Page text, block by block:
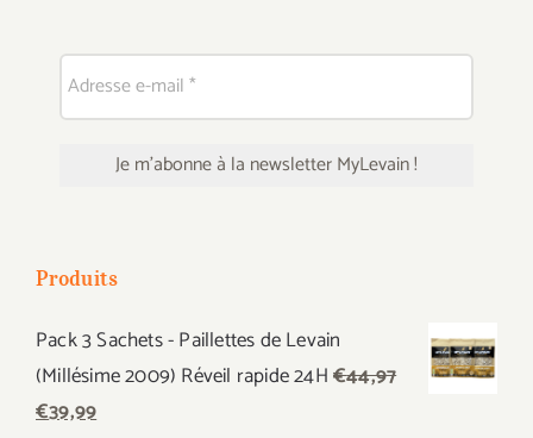
Produits
Pack 3 Sachets - Paillettes de Levain
(Millésime 2009) Réveil rapide 24H€44,97
Le
€39,99Le